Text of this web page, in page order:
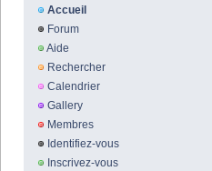
Accueil
Forum
Aide
Rechercher
Calendrier
Gallery
Membres
Identifiez-vous
Inscrivez-vous